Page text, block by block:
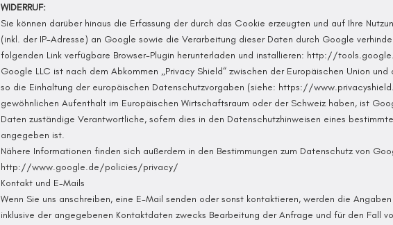
WIDERRUF:
Sie können darüber hinaus die Erfassung der durch das Cookie erzeugten und auf Ihre
(inkl. der IP-Adresse) an Google sowie die Verarbeitung dieser Daten durch Google
folgenden Link verfügbare Browser-Plugin herunterladen und installieren: http://
Google LLC ist nach dem Abkommen „Privacy Shield“ zwischen der Europäischen Union
so die Einhaltung der europäischen Datenschutzvorgaben (siehe: https://
gewöhnlichen Aufenthalt im Europäischen Wirtschaftsraum oder der Schweiz haben, ist
Daten zuständige Verantwortliche, sofern dies in den Datenschutzhinweisen eines
angegeben ist.
Nähere Informationen finden sich außerdem in den Bestimmungen zum Datenschutz von
http://www.google.de/policies/privacy/
Kontakt und E-Mails
Wenn Sie uns anschreiben, eine E-Mail senden oder sonst kontaktieren, werden die
inklusive der angegebenen Kontaktdaten zwecks Bearbeitung der Anfrage und für den Fall